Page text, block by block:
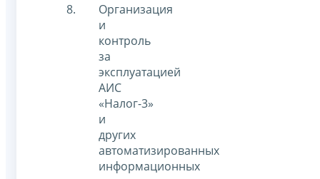
Организация
и
контроль
за
эксплуатацией
АИС
«Налог-3»
и
других
автоматизированных
информационных